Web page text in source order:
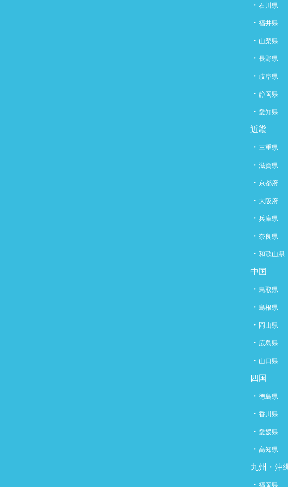
・ 石川県
・ 福井県
・ 山梨県
・ 長野県
・ 岐阜県
・ 静岡県
・ 愛知県
近畿
・ 三重県
・ 滋賀県
・ 京都府
・ 大阪府
・ 兵庫県
・ 奈良県
・ 和歌山県
中国
・ 鳥取県
・ 島根県
・ 岡山県
・ 広島県
・ 山口県
四国
・ 徳島県
・ 香川県
・ 愛媛県
・ 高知県
九州・沖
・ 福岡県